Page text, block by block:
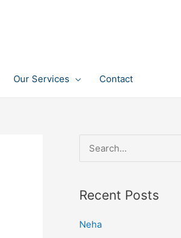
Our Services Contact
e
rRecent Posts
Neha